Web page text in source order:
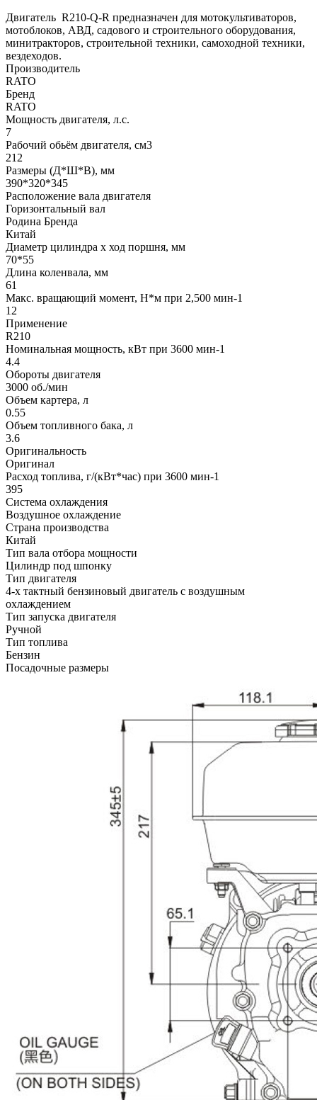
Двигатель R210-Q-R предназначен для мотокультиваторов,
мотоблоков, АВД, садового и строительного оборудования,
минитракторов, строительной техники, самоходной техники,
вездеходов.
Производитель
RATO
Бренд
RATO
Мощность двигателя, л.с.
7
Рабочий обьём двигателя, см3
212
Размеры (Д*Ш*В), мм
390*320*345
Расположение вала двигателя
Горизонтальный вал
Родина Бренда
Китай
Диаметр цилиндра х ход поршня, мм
70*55
Длина коленвала, мм
61
Макс. вращающий момент, H*м при 2,500 мин-1
12
Применение
R210
Номинальная мощность, кВт при 3600 мин-1
4.4
Обороты двигателя
3000 об./мин
Объем картера, л
0.55
Объем топливного бака, л
3.6
Оригинальность
Оригинал
Расход топлива, г/(кВт*час) при 3600 мин-1
395
Система охлаждения
Воздушное охлаждение
Страна производства
Китай
Тип вала отбора мощности
Цилиндр под шпонку
Тип двигателя
4-х тактный бензиновый двигатель с воздушным
охлаждением
Тип запуска двигателя
Ручной
Тип топлива
Бензин
Посадочные размеры